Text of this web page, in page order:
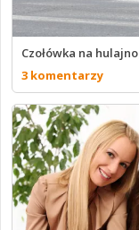
Czołówka na
3 komentarzy